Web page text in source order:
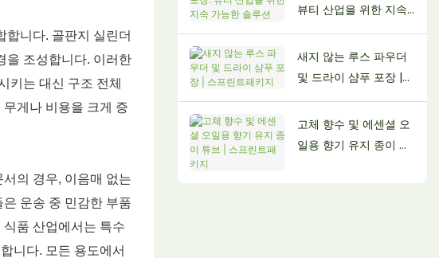
합니다. 골판지 실린더
을 조성합니다. 이러한
키는 대신 구조 전체
게나 비용을 크게 증
의 경우, 이음매 없는
운송 중 민감한 부품
품 산업에서는 특수
니다. 모든 용도에서
뷰티 산업을 위한 지속
가능한 솔루션
새지 않는 루스 파우더
및 드라이 샴푸 포장 |
스프린트패키지
고체 향수 및 에센셜 오
일용 향기 유지 종이 튜